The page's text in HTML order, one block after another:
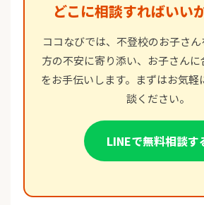
どこに相談すればいい
ココなびでは、不登校のお子さ
方の不安に寄り添い、お子さん
をお手伝いします。まずはお気軽
談ください。
LINEで無料相談す